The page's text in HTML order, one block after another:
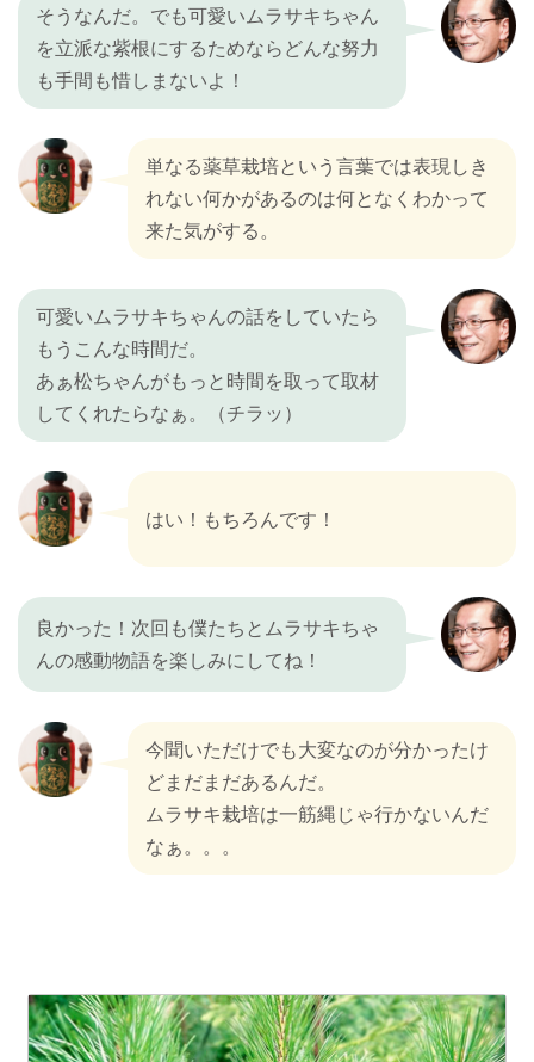
そうなんだ。でも可愛いムラサキちゃん
を立派な紫根にするためならどんな努力
も手間も惜しまないよ！
単なる薬草栽培という言葉では表現しき
れない何かがあるのは何となくわかって
来た気がする。
可愛いムラサキちゃんの話をしていたら
もうこんな時間だ。
あぁ松ちゃんがもっと時間を取って取材
してくれたらなぁ。（チラッ）
はい！もちろんです！
良かった！次回も僕たちとムラサキちゃ
んの感動物語を楽しみにしてね！
今聞いただけでも大変なのが分かったけ
どまだまだあるんだ。
ムラサキ栽培は一筋縄じゃ行かないんだ
なぁ。。。